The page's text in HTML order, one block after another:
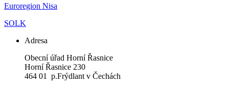
Euroregion Nisa
SOLK
Adresa
Obecní úřad Horní Řasnice
Horní Řasnice 230
464 01 p.Frýdlant v Čechách